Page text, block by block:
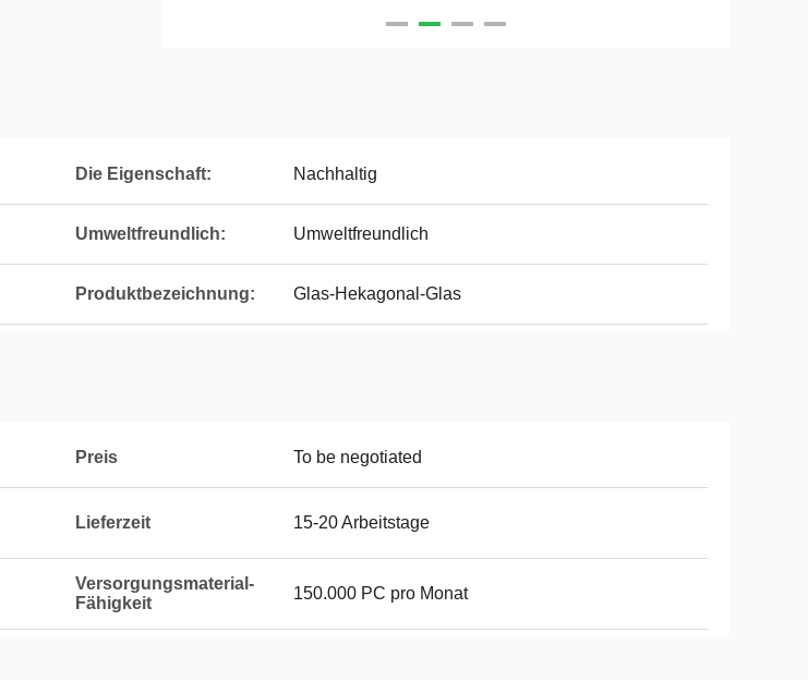
Die Eigenschaft: Nachhaltig
Umweltfreundlich: Umweltfreundlich
Produktbezeichnung: Glas-Hekagonal-Glas
Preis To be negotiated
Lieferzeit 15-20 Arbeitstage
Versorgungsmaterial-
Fähigkeit
150.000 PC pro Monat